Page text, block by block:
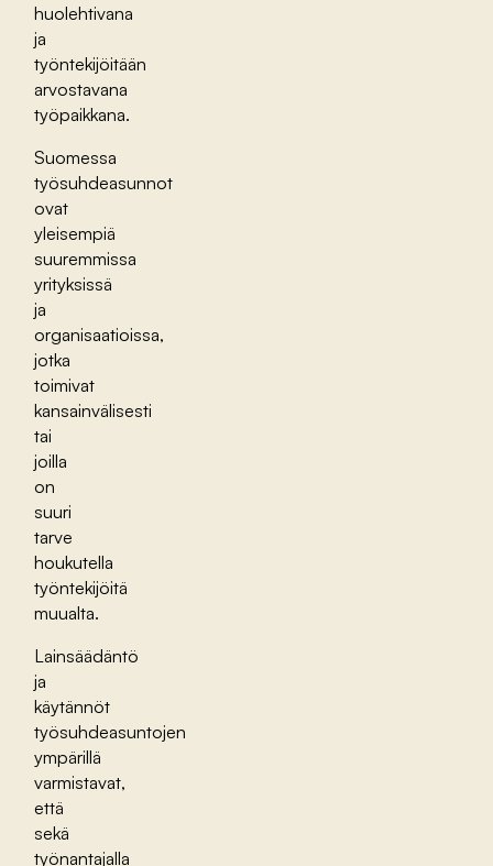
huolehtivana
ja
työntekijöitään
arvostavana
työpaikkana.
Suomessa
työsuhdeasunnot
ovat
yleisempiä
suuremmissa
yrityksissä
ja
organisaatioissa,
jotka
toimivat
kansainvälisesti
tai
joilla
on
suuri
tarve
houkutella
työntekijöitä
muualta.
Lainsäädäntö
ja
käytännöt
työsuhdeasuntojen
ympärillä
varmistavat,
että
sekä
työnantajalla